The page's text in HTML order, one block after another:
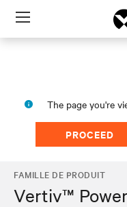
Menu
The page you're
PROCEED
FAMILLE DE PRODUIT
Vertiv™